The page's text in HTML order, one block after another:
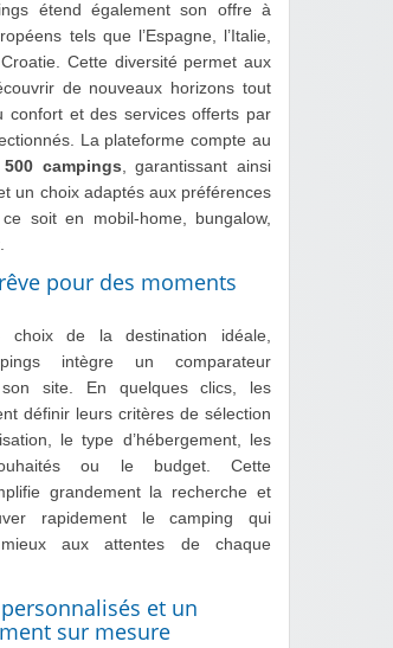
étend également son offre à
tels que l’Espagne, l’Italie,
Cette diversité permet aux
de nouveaux horizons tout
confort et des services offerts par
La plateforme compte au
campings, garantissant ainsi
un choix adaptés aux préférences
soit en mobil-home, bungalow,
pour des moments
choix de la destination idéale,
intègre un comparateur
site. En quelques clics, les
définir leurs critères de sélection
le type d’hébergement, les
ou le budget. Cette
grandement la recherche et
rapidement le camping qui
aux attentes de chaque
et un
sur mesure